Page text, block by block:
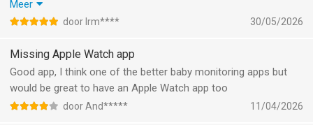
Informatie voor Babyfoon 3Gis het laatst vergeleken op 9 Aug
om 05:39.
en iPhone als ouder units. Kunnen zelfs tegelijk op beide
telefoons monitoren.
een andere aanbieder, maar deze is echt stabieler.
Lukt aangekochte app delen niet volg dan deze stappen:
Uiteraard eerst delen met gezin aanzetten in je instellingen.
Daarna open de App Store.
Meer
door Irm**** 30/05/2026
Missing Apple Watch app
Good app, I think one of the better baby monitoring apps but
would be great to have an Apple Watch app too
door And***** 11/04/2026